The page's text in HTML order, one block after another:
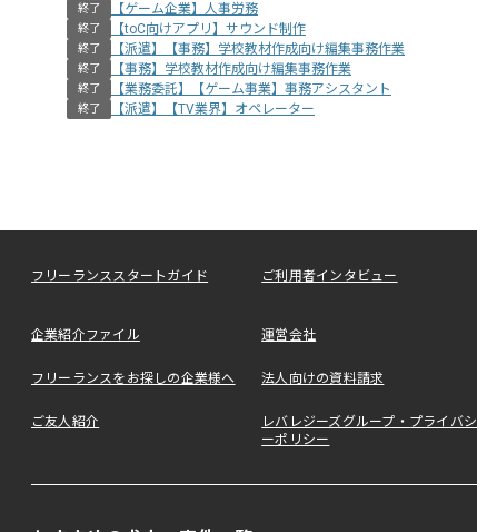
終了 【ゲーム企業】人事労務
終了 【toC向けアプリ】サウンド制作
終了 【派遣】【事務】学校教材作成向け編集事務作業
終了 【事務】学校教材作成向け編集事務作業
終了 【業務委託】【ゲーム事業】事務アシスタント
終了 【派遣】【TV業界】オペレーター
フリーランススタートガイド ご利用者インタビュー
企業紹介ファイル 運営会社
フリーランスをお探しの企業様へ 法人向けの資料請求
ご友人紹介
レバレジーズグループ・プライバシ
ーポリシー